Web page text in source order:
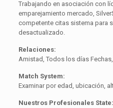
Trabajando en asociación con
emparejamiento mercado,
competente citas sistema para
desactualizado.
Relaciones:
Amistad, Todos los días
Match System:
Examinar por edad, ubicación,
Nuestros Profesionales State: